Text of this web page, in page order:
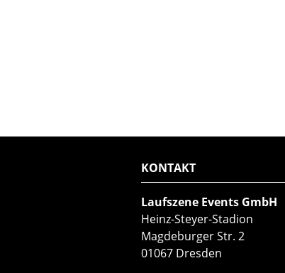
KONTAKT
Laufszene Events GmbH
Heinz-Steyer-Stadion
Magdeburger Str. 2
01067 Dresden